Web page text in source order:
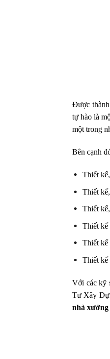
Được
tự hào là
một trong
Bên cạnh
Thiết
Thiết
Thiết
Thiết kế
Thiết kế
Thiết kế
Với các kỹ
Tư Xây
nhà xưởng